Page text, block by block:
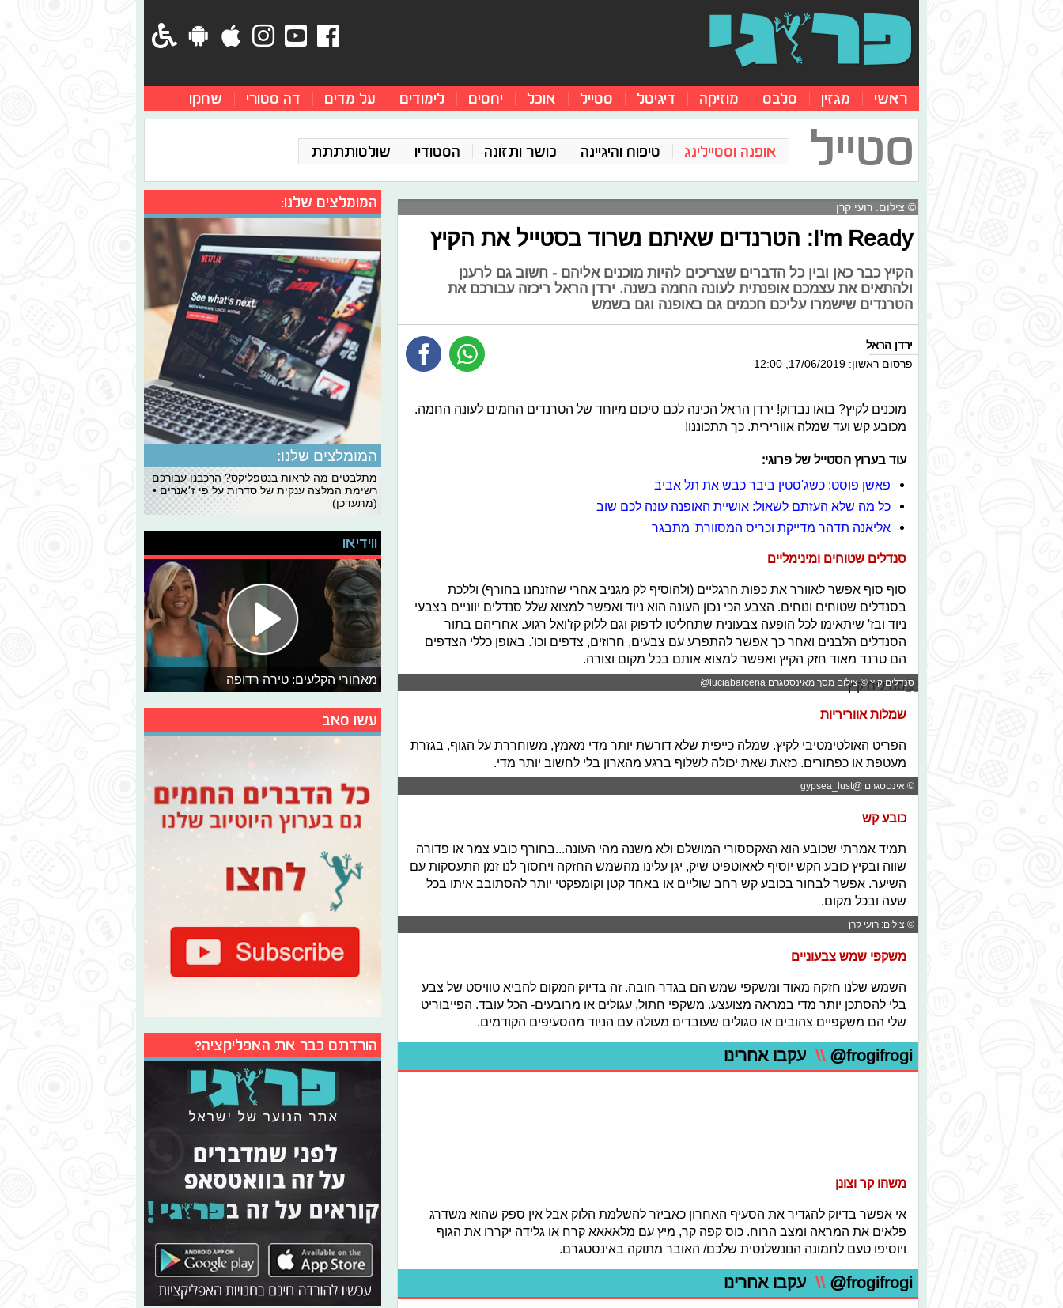
ראשי מגזין סלבס מוזיקה דיגיטל סטייל אוכל יחסים לימודים על מדים דה סטורי שחקו
סטייל אופנה וסטיילינג טיפוח והיגיינה כושר ותזונה הסטודיו שולטותתתת
© צילום: רועי קרן
I'm Ready: הטרנדים שאיתם נשרוד בסטייל את הקיץ
הקיץ כבר כאן ובין כל הדברים שצריכים להיות מוכנים אליהם - חשוב גם לרענן
ולהתאים את עצמכם אופנתית לעונה החמה בשנה. ירדן הראל ריכזה עבורכם את
הטרנדים שישמרו עליכם חכמים גם באופנה וגם בשמש
ירדן הראל
פרסום ראשון: 17/06/2019, 12:00
מוכנים לקיץ? בואו נבדוק! ירדן הראל הכינה לכם סיכום מיוחד של הטרנדים החמים לעונה החמה.
מכובע קש ועד שמלה אוורירית. כך תתכוננו!
עוד בערוץ הסטייל של פרוגי:
פאשן פוסט: כשג'סטין ביבר כבש את תל אביב
כל מה שלא העזתם לשאול: אושיית האופנה עונה לכם שוב
אליאנה תדהר מדייקת וכריס המסוורת' מתבגר
סנדלים שטוחים ומינימליים
סוף סוף אפשר לאוורר את כפות הרגליים (ולהוסיף לק מגניב אחרי שהזנחנו בחורף) וללכת
בסנדלים שטוחים ונוחים. הצבע הכי נכון העונה הוא ניוד ואפשר למצוא שלל סנדלים יווניים בצבעי
ניוד ובז' שיתאימו לכל הופעה צבעונית שתחליטו לדפוק וגם ללוק קז'ואל רגוע. אחריהם בתור
הסנדלים הלבנים ואחר כך אפשר להתפרע עם צבעים, חרוזים, צדפים וכו'. באופן כללי הצדפים
הם טרנד מאוד חזק הקיץ ואפשר למצוא אותם בכל מקום וצורה.
סנדלים קיץ © צילום מסך מאינסטגרם luciabarcena@
שמלות אווריריות
הפריט האולטימטיבי לקיץ. שמלה כייפית שלא דורשת יותר מדי מאמץ, משוחררת על הגוף, בגזרת
מעטפת או כפתורים. כזאת שאת יכולה לשלוף ברגע מהארון בלי לחשוב יותר מדי.
© אינסטגרם @gypsea_lust
כובע קש
תמיד אמרתי שכובע הוא האקססורי המושלם ולא משנה מהי העונה...בחורף כובע צמר או פדורה
שווה ובקיץ כובע הקש יוסיף לאאוטפיט שיק, יגן עלינו מהשמש החזקה ויחסוך לנו זמן התעסקות עם
השיער. אפשר לבחור בכובע קש רחב שוליים או באחד קטן וקומפקטי יותר להסתובב איתו בכל
שעה ובכל מקום.
© צילום: רועי קרן
משקפי שמש צבעוניים
השמש שלנו חזקה מאוד ומשקפי שמש הם בגדר חובה. זה בדיוק המקום להביא טוויסט של צבע
בלי להסתכן יותר מדי במראה מצועצע. משקפי חתול, עגולים או מרובעים- הכל עובד. הפייבוריט
שלי הם משקפיים צהובים או סגולים שעובדים מעולה עם הניוד מהסעיפים הקודמים.
@frogifrogi
\\ עקבו אחרינו
משהו קר וצונן
אי אפשר בדיוק להגדיר את הסעיף האחרון כאביזר להשלמת הלוק אבל אין ספק שהוא משדרג
פלאים את המראה ומצב הרוח. כוס קפה קר, מיץ עם מלאאאא קרח או גלידה יקררו את הגוף
ויוסיפו טעם לתמונה הנונשלנטית שלכם/ האובר מתוקה באינסטגרם.
@frogifrogi
\\ עקבו אחרינו
המומלצים שלנו:
המומלצים שלנו:
מתלבטים מה לראות בנטפליקס? הרכבנו עבורכם
רשימת המלצה ענקית של סדרות על פי ז׳אנרים •
(מתעדכן)
ווידיאו
מאחורי הקלעים: טירה רדופה
עשו סאב
הורדתם כבר את האפליקציה?